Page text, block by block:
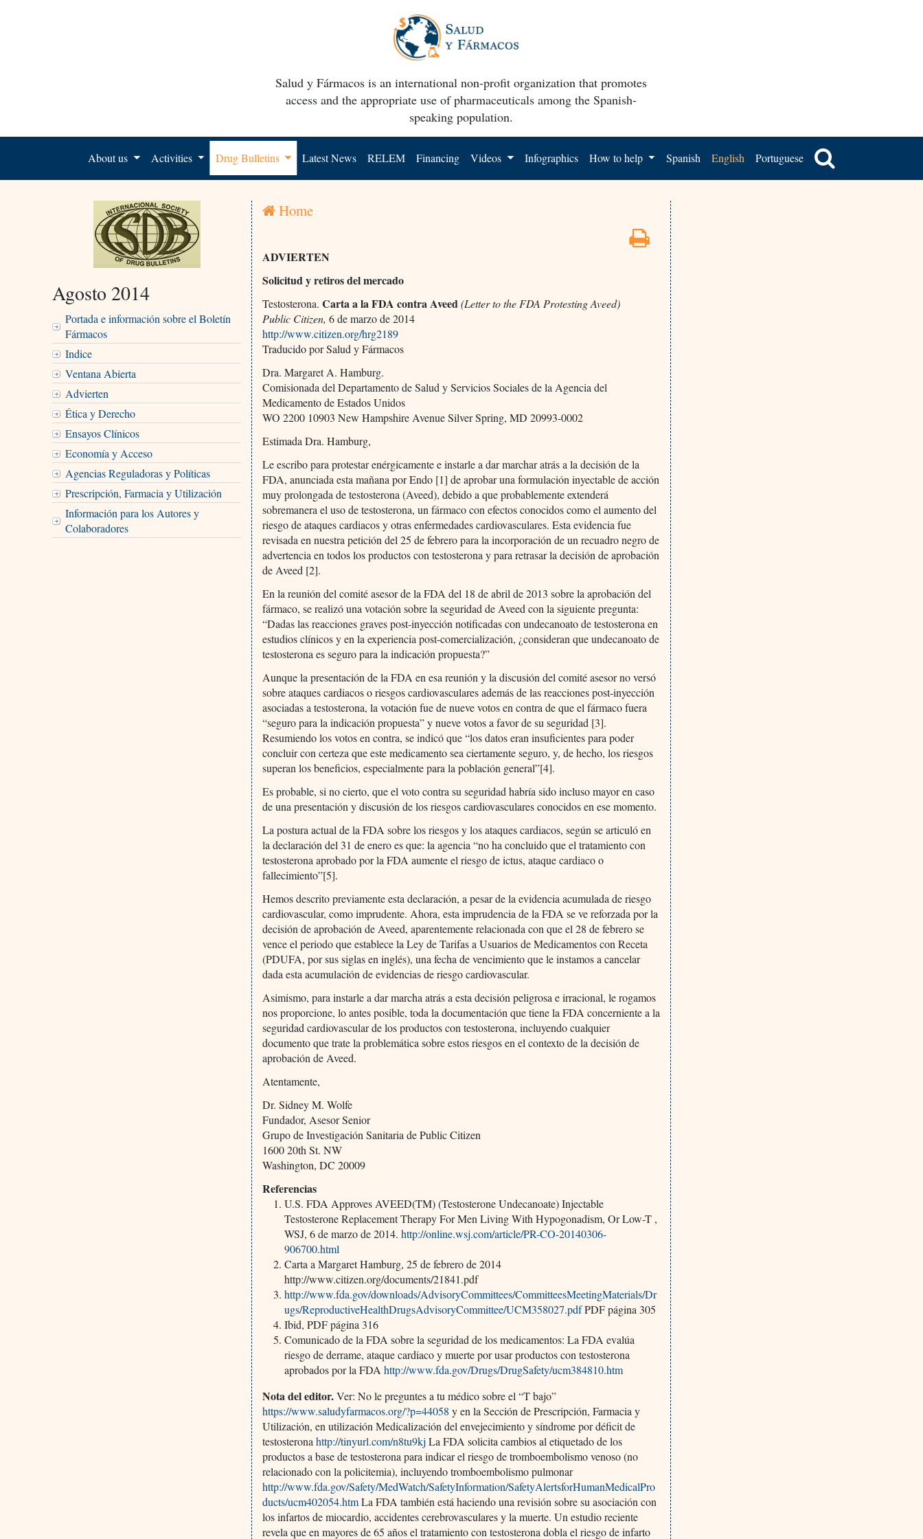
Salud y Fármacos is an international non-profit organization that promotes
access and the appropriate use of pharmaceuticals among the Spanish-
speaking population.
About us Activities Drug Bulletins Latest News RELEM Financing Videos Infographics How to help Spanish English Portuguese
Agosto 2014
Portada e información sobre el Boletín
Fármacos
Indice
Ventana Abierta
Advierten
Ética y Derecho
Ensayos Clínicos
Economía y Acceso
Agencias Reguladoras y Políticas
Prescripción, Farmacia y Utilización
Información para los Autores y
Colaboradores
Home
ADVIERTEN
Solicitud y retiros del mercado
Testosterona.Carta a la FDA contra Aveed (Letter to the FDA Protesting Aveed)
Public Citizen, 6 de marzo de 2014
http://www.citizen.org/hrg2189
Traducido por Salud y Fármacos
Dra. Margaret A. Hamburg.
Comisionada del Departamento de Salud y Servicios Sociales de la Agencia del
Medicamento de Estados Unidos
WO 2200 10903 New Hampshire Avenue Silver Spring, MD 20993-0002
Estimada Dra. Hamburg,
Le escribo para protestar enérgicamente e instarle a dar marchar atrás a la decisión de la
FDA, anunciada esta mañana por Endo [1] de aprobar una formulación inyectable de acción
muy prolongada de testosterona (Aveed), debido a que probablemente extenderá
sobremanera el uso de testosterona, un fármaco con efectos conocidos como el aumento del
riesgo de ataques cardiacos y otras enfermedades cardiovasculares. Esta evidencia fue
revisada en nuestra petición del 25 de febrero para la incorporación de un recuadro negro de
advertencia en todos los productos con testosterona y para retrasar la decisión de aprobación
de Aveed [2].
En la reunión del comité asesor de la FDA del 18 de abril de 2013 sobre la aprobación del
fármaco, se realizó una votación sobre la seguridad de Aveed con la siguiente pregunta:
“Dadas las reacciones graves post-inyección notificadas con undecanoato de testosterona en
estudios clínicos y en la experiencia post-comercialización, ¿consideran que undecanoato de
testosterona es seguro para la indicación propuesta?”
Aunque la presentación de la FDA en esa reunión y la discusión del comité asesor no versó
sobre ataques cardiacos o riesgos cardiovasculares además de las reacciones post-inyección
asociadas a testosterona, la votación fue de nueve votos en contra de que el fármaco fuera
“seguro para la indicación propuesta” y nueve votos a favor de su seguridad [3].
Resumiendo los votos en contra, se indicó que “los datos eran insuficientes para poder
concluir con certeza que este medicamento sea ciertamente seguro, y, de hecho, los riesgos
superan los beneficios, especialmente para la población general”[4].
Es probable, si no cierto, que el voto contra su seguridad habría sido incluso mayor en caso
de una presentación y discusión de los riesgos cardiovasculares conocidos en ese momento.
La postura actual de la FDA sobre los riesgos y los ataques cardiacos, según se articuló en
la declaración del 31 de enero es que: la agencia “no ha concluido que el tratamiento con
testosterona aprobado por la FDA aumente el riesgo de ictus, ataque cardiaco o
fallecimiento”[5].
Hemos descrito previamente esta declaración, a pesar de la evidencia acumulada de riesgo
cardiovascular, como imprudente. Ahora, esta imprudencia de la FDA se ve reforzada por la
decisión de aprobación de Aveed, aparentemente relacionada con que el 28 de febrero se
vence el periodo que establece la Ley de Tarifas a Usuarios de Medicamentos con Receta
(PDUFA, por sus siglas en inglés), una fecha de vencimiento que le instamos a cancelar
dada esta acumulación de evidencias de riesgo cardiovascular.
Asimismo, para instarle a dar marcha atrás a esta decisión peligrosa e irracional, le rogamos
nos proporcione, lo antes posible, toda la documentación que tiene la FDA concerniente a la
seguridad cardiovascular de los productos con testosterona, incluyendo cualquier
documento que trate la problemática sobre estos riesgos en el contexto de la decisión de
aprobación de Aveed.
Atentamente,
Dr. Sidney M. Wolfe
Fundador, Asesor Senior
Grupo de Investigación Sanitaria de Public Citizen
1600 20th St. NW
Washington, DC 20009
Referencias
U.S. FDA Approves AVEED(TM) (Testosterone Undecanoate) Injectable
Testosterone Replacement Therapy For Men Living With Hypogonadism, Or Low-T ,
WSJ, 6 de marzo de 2014.http://online.wsj.com/article/PR-CO-20140306-
906700.html
Carta a Margaret Hamburg, 25 de febrero de 2014
http://www.citizen.org/documents/21841.pdf
http://www.fda.gov/downloads/AdvisoryCommittees/CommitteesMeetingMaterials/Dr
ugs/ReproductiveHealthDrugsAdvisoryCommittee/UCM358027.pdfPDF página 305
Ibid, PDF página 316
Comunicado de la FDA sobre la seguridad de los medicamentos: La FDA evalúa
riesgo de derrame, ataque cardiaco y muerte por usar productos con testosterona
aprobados por la FDAhttp://www.fda.gov/Drugs/DrugSafety/ucm384810.htm
Nota del editor.Ver: No le preguntes a tu médico sobre el “T bajo”
https://www.saludyfarmacos.org/?p=44058 y en la Sección de Prescripción, Farmacia y
Utilización, en utilización Medicalización del envejecimiento y síndrome por déficit de
testosteronahttp://tinyurl.com/n8tu9kj La FDA solicita cambios al etiquetado de los
productos a base de testosterona para indicar el riesgo de tromboembolismo venoso (no
relacionado con la policitemia), incluyendo tromboembolismo pulmonar
http://www.fda.gov/Safety/MedWatch/SafetyInformation/SafetyAlertsforHumanMedicalPro
ducts/ucm402054.htmLa FDA también está haciendo una revisión sobre su asociación con
los infartos de miocardio, accidentes cerebrovasculares y la muerte. Un estudio reciente
revela que en mayores de 65 años el tratamiento con testosterona dobla el riesgo de infarto